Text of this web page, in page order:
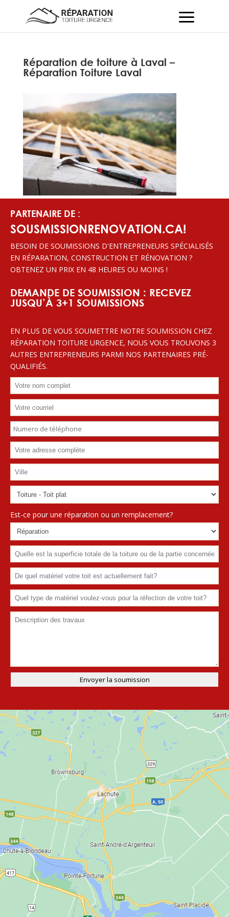
Réparation de toiture à Laval –
Réparation Toiture Laval
PARTENAIRE DE :
SOUSMISSIONRENOVATION.CA!
BESOIN DE SOUMISSIONS D'ENTREPRENEURS SPÉCIALISÉS
EN RÉPARATION, CONSTRUCTION ET RÉNOVATION ?
OBTENEZ UN PRIX EN 48 HEURES OU MOINS !
DEMANDE DE SOUMISSION : RECEVEZ
JUSQU’À 3+1 SOUMISSIONS
EN PLUS DE VOUS SOUMETTRE NOTRE SOUMISSION CHEZ
RÉPARATION TOITURE URGENCE, NOUS VOUS TROUVONS 3
AUTRES ENTREPRENEURS PARMI NOS PARTENAIRES PRÉ-
QUALIFIÉS.
Est-ce pour une réparation ou un remplacement?
Envoyer la soumission